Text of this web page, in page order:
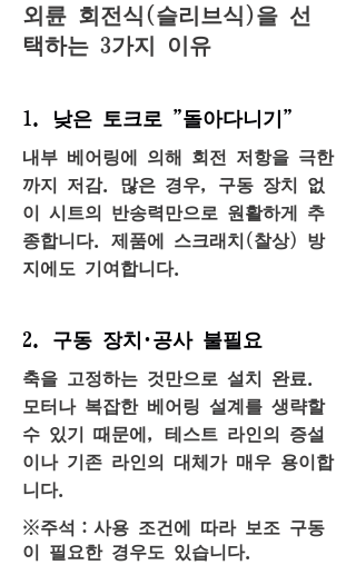
외륜 회전식(슬리브식)을 선
택하는 3가지 이유
1. 낮은 토크로 "돌아다니기"
내부 베어링에 의해 회전 저항을 극한
까지 저감. 많은 경우, 구동 장치 없
이 시트의 반송력만으로 원활하게 추
종합니다. 제품에 스크래치(찰상) 방
지에도 기여합니다.
2. 구동 장치·공사 불필요
축을 고정하는 것만으로 설치 완료.
모터나 복잡한 베어링 설계를 생략할
수 있기 때문에, 테스트 라인의 증설
이나 기존 라인의 대체가 매우 용이합
니다.
※주석：사용 조건에 따라 보조 구동
이 필요한 경우도 있습니다.